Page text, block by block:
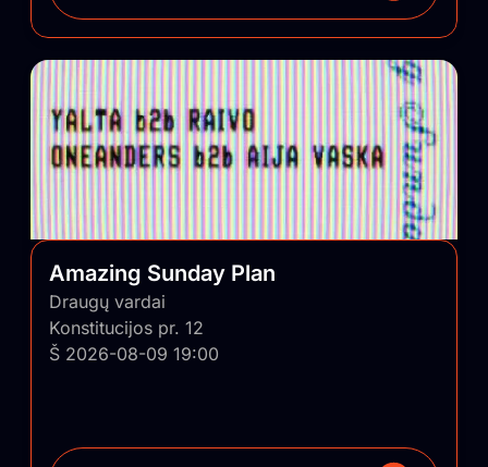
Amazing Sunday Plan
Draugų vardai
Konstitucijos pr. 12
Š 2026-08-09 19:00